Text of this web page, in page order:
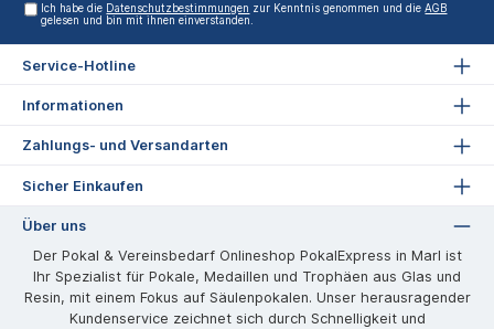
Ich habe die Datenschutzbestimmungen zur Kenntnis genommen und dieAGB
gelesen und bin mit ihnen einverstanden.
Service-Hotline
Informationen
Zahlungs- und Versandarten
Sicher Einkaufen
Über uns
Der Pokal & Vereinsbedarf Onlineshop PokalExpress in Marl ist
Ihr Spezialist für Pokale, Medaillen und Trophäen aus Glas und
Resin, mit einem Fokus auf Säulenpokalen. Unser herausragender
Kundenservice zeichnet sich durch Schnelligkeit und